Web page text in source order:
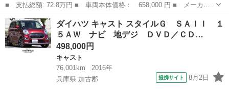
■ 支払総額: 72.8万円 ■ 車両本体価格： 658,000 円 ■ メーカー
名： ダイハツ ■ 車種名： キャスト ■ グレード名： スタイル
Ｘ ＳＡＩＩ 衝突軽減システム／ナビ／フルセグ／前後ドラレコ／
ＥＴＣ／バッ...
大阪 八尾市 キャスト
ダイハツ キャスト スタイルＧ ＳＡＩＩ １
５ＡＷ ナビ 地デジ ＤＶＤ／ＣＤ…
498,000円
キャスト
76,001km
2016年
兵庫県 加古郡
提携サイト 8月2日